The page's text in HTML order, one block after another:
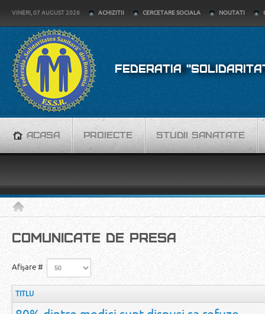
VINERI, 07 AUGUST 2026 ACHIZITII CERCETARE SOCIALA NOUTATI
FEDERATIA
ACASA PROIECTE STUDII SANATATE
COMUNICATE DE PRESA
Afişare #
TITLU